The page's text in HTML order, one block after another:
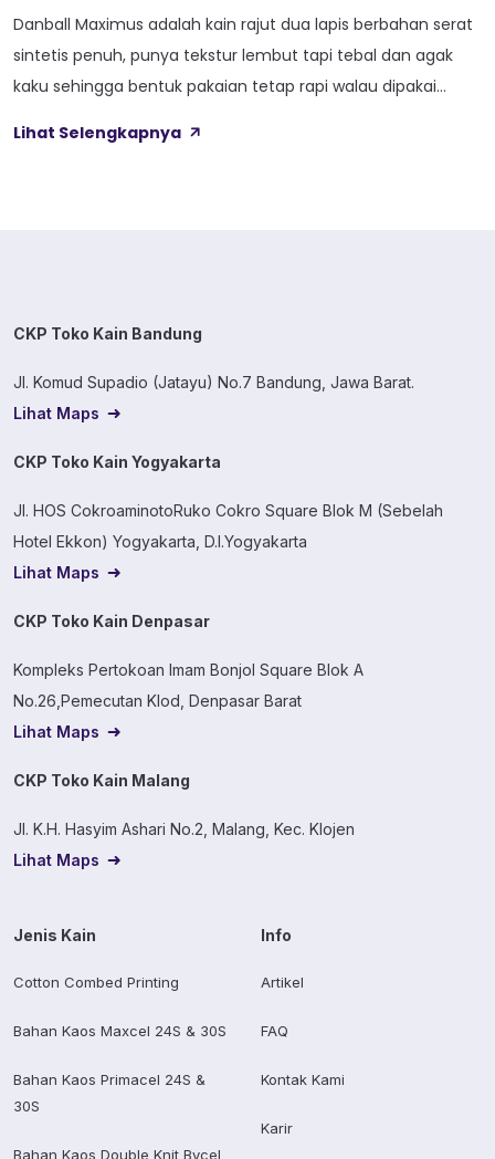
Danball Maximus adalah kain rajut dua lapis berbahan serat
sintetis penuh, punya tekstur lembut tapi tebal dan agak
kaku sehingga bentuk pakaian tetap rapi walau dipakai
yaitu Cool Touch, Wicking Process, Anti Bacterial, dan Anti
Lihat Selengkapnya
CKP Toko Kain Bandung
Jl. Komud Supadio (Jatayu) No.7 Bandung, Jawa Barat.
Lihat Maps
CKP Toko Kain Yogyakarta
Jl. HOS CokroaminotoRuko Cokro Square Blok M (Sebelah
Hotel Ekkon) Yogyakarta, D.I.Yogyakarta
Lihat Maps
CKP Toko Kain Denpasar
Kompleks Pertokoan Imam Bonjol Square Blok A
No.26,Pemecutan Klod, Denpasar Barat
Lihat Maps
CKP Toko Kain Malang
Jl. K.H. Hasyim Ashari No.2, Malang, Kec. Klojen
Lihat Maps
Jenis Kain
Cotton Combed Printing
Bahan Kaos Maxcel 24S & 30S
Bahan Kaos Primacel 24S &
30S
Bahan Kaos Double Knit Bycel
Info
Artikel
FAQ
Kontak Kami
Karir